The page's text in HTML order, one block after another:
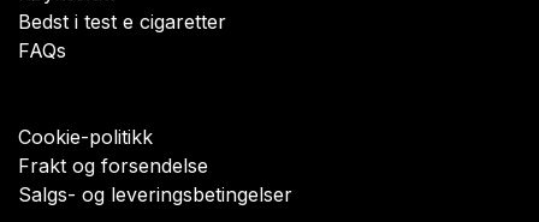
Bedst i test e cigaretter
FAQs
Cookie-politikk
Frakt og forsendelse
Salgs- og leveringsbetingelser